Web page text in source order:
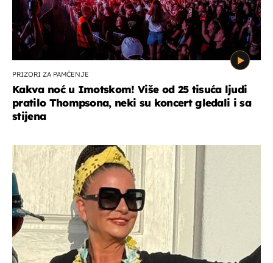
PRIZORI ZA PAMĆENJE
Kakva noć u Imotskom! Više od 25 tisuća ljudi
pratilo Thompsona, neki su koncert gledali i sa
stijena